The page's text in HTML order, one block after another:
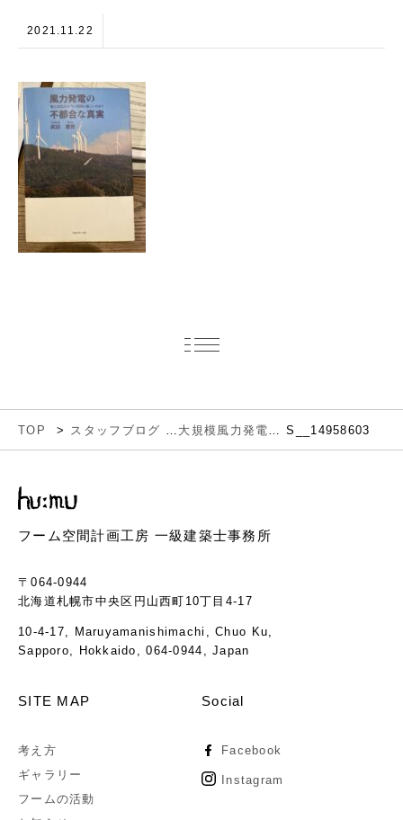
2021.11.22
TOP スタッフブログ S__14958603
フーム空間計画工房 一級建築士事務所
〒064-0944
北海道札幌市中央区円山西町10丁目4-17
10-4-17, Maruyamanishimachi, Chuo Ku,
Sapporo, Hokkaido, 064-0944, Japan
SITE MAP
考え方
ギャラリー
フームの活動
Social
Facebook
Instagram